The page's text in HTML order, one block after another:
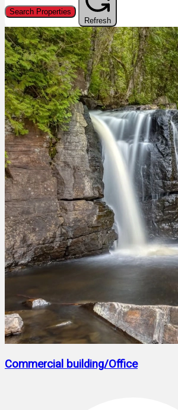
Search Properties
Refresh
Commercial building/Office